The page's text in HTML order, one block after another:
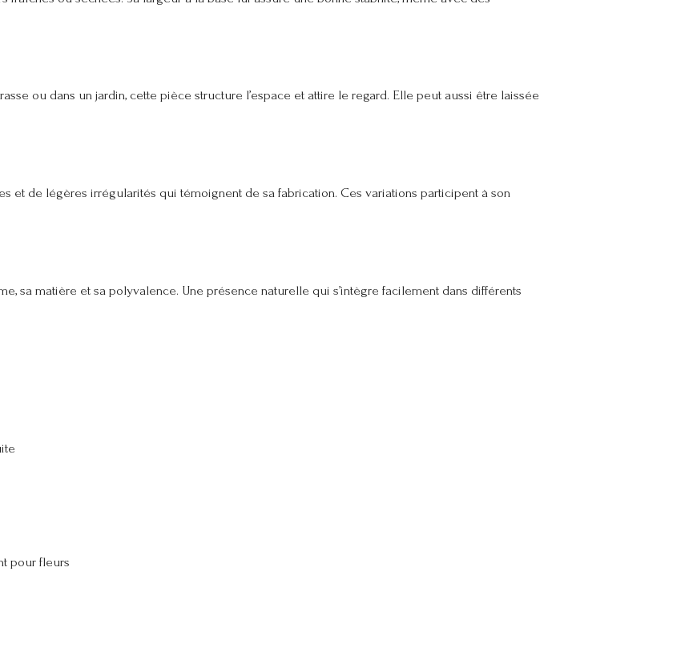
ou dans un jardin, cette pièce structure l’espace et attire le regard. Elle peut aussi être laissée
et de légères irrégularités qui témoignent de sa fabrication. Ces variations participent à son
sa matière et sa polyvalence. Une présence naturelle qui s’intègre facilement dans différents
pour fleurs